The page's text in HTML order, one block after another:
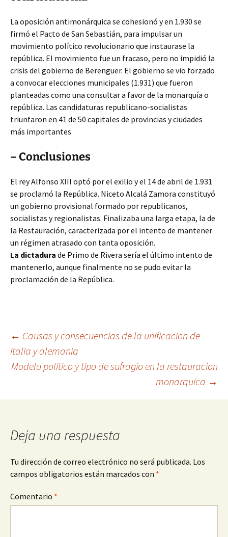
La oposición antimonárquica se cohesionó y en 1.930 se
firmó el Pacto de San Sebastián, para impulsar un
movimiento político revolucionario que instaurase la
república. El movimiento fue un fracaso, pero no impidió la
crisis del gobierno de Berenguer. El gobierno se vio forzado
a convocar elecciones municipales (1.931) que fueron
planteadas como una consultar a favor de la monarquía o
república. Las candidaturas republicano-socialistas
triunfaron en 41 de 50 capitales de provincias y ciudades
más importantes.
– Conclusiones
El rey Alfonso XIII optó por el exilio y el 14 de abril de 1.931
se proclamó la República. Niceto Alcalá Zamora constituyó
un gobierno provisional formado por republicanos,
socialistas y regionalistas. Finalizaba una larga etapa, la de
la Restauración, caracterizada por el intento de mantener
un régimen atrasado con tanta oposición.
La dictadura de Primo de Rivera sería el último intento de
mantenerlo, aunque finalmente no se pudo evitar la
proclamación de la República.
Navegación
de
entradas
← Causas y consecuencias de la unificacion de
italia y alemania
Modelo politico y tipo de sufragio en la restauracion
monarquica →
Deja una respuesta
Tu dirección de correo electrónico no será publicada. Los
campos obligatorios están marcados con *
Comentario *